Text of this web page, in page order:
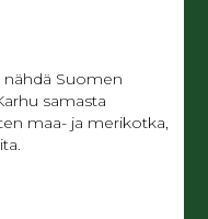
nähdä Suomen
samasta
maa- ja merikotka,